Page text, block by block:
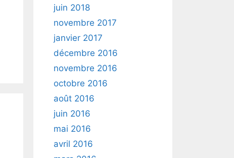
juin 2018
novembre 2017
janvier 2017
décembre 2016
novembre 2016
octobre 2016
août 2016
juin 2016
mai 2016
avril 2016